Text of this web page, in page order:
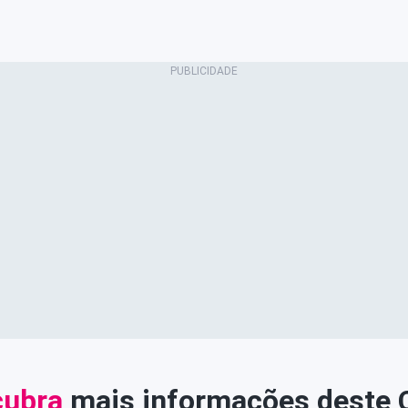
mais informações deste